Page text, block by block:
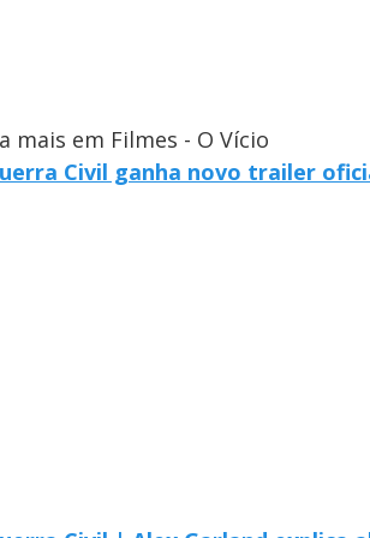
mais em Filmes - O Vício
Civil ganha novo trailer